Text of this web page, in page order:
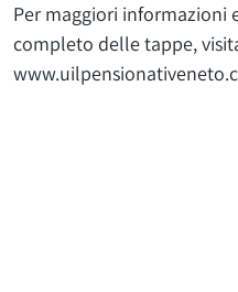
Per maggiori informazioni
completo delle tappe,